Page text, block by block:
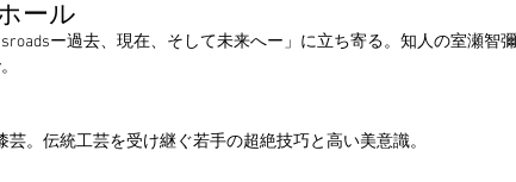
ール
ー過去、現在、そして未来へー」に立ち寄る。知人の室瀬智
。伝統工芸を受け継ぐ若手の超絶技巧と高い美意識。